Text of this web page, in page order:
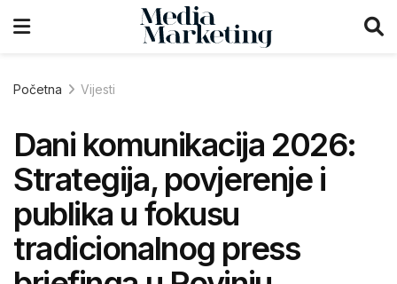
Početna Vijesti
Dani komunikacija 2026:
Strategija, povjerenje i
publika u fokusu
tradicionalnog press